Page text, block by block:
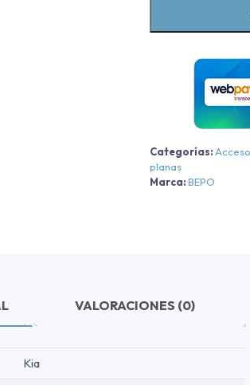
Bepo
Kia
Sportage
-
-
Categorías:
planas
Marca:BEPO
VALORACIONES (0)
Kia